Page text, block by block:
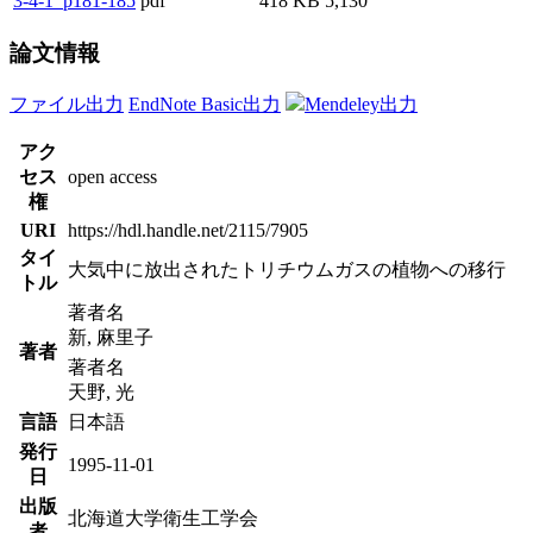
論文情報
ファイル出力 EndNote Basic出力 Mendeley出力
アク
セス
権
open access
URI https://hdl.handle.net/2115/7905
タイ
トル
大気中に放出されたトリチウムガスの植物への移行
著者
著者名
新, 麻里子
著者名
天野, 光
言語
日本語
発行
日
1995-11-01
出版
北海道大学衛生工学会